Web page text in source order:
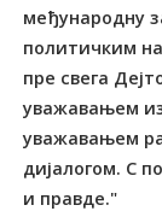
међународну
политичким
пре свега
уважавањем
уважавањем
дијалогом. С
и правде."